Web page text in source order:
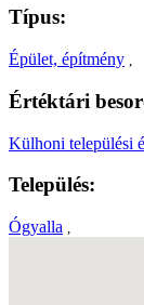
Típus:
Épület, építmény ,
Értéktári
Külhoni települési
Település:
Ógyalla